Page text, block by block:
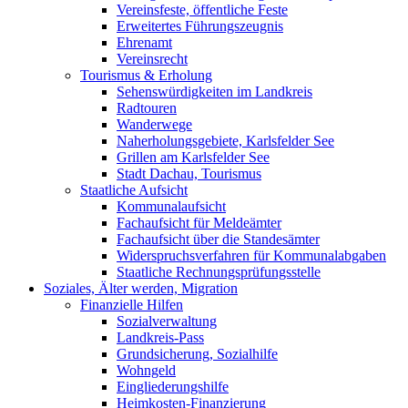
Vereinsfeste, öffentliche Feste
Erweitertes Führungszeugnis
Ehrenamt
Vereinsrecht
Tourismus & Erholung
Sehenswürdigkeiten im Landkreis
Radtouren
Wanderwege
Naherholungsgebiete, Karlsfelder See
Grillen am Karlsfelder See
Stadt Dachau, Tourismus
Staatliche Aufsicht
Kommunalaufsicht
Fachaufsicht für Meldeämter
Fachaufsicht über die Standesämter
Widerspruchsverfahren für Kommunalabgaben
Staatliche Rechnungsprüfungsstelle
Soziales, Älter werden, Migration
Finanzielle Hilfen
Sozialverwaltung
Landkreis-Pass
Grundsicherung, Sozialhilfe
Wohngeld
Eingliederungshilfe
Heimkosten-Finanzierung